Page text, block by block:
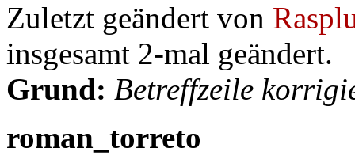
Zuletzt geändert von
insgesamt 2-mal geändert.
Grund: Betreffzeile
roman_torreto